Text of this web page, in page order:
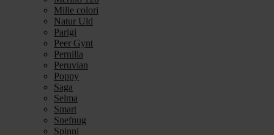
Mille colori
Natur Uld
Parigi
Peer Gynt
Pernilla
Peruvian
Poppy
Saga
Selma
Smart
Snefnug
Spinni